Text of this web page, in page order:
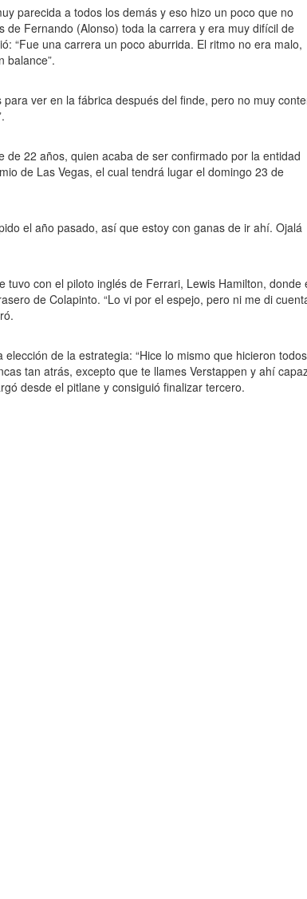
parecida a todos los demás y eso hizo un poco que no
de Fernando (Alonso) toda la carrera y era muy difícil de
“Fue una carrera un poco aburrida. El ritmo no era malo,
balance”.
para ver en la fábrica después del finde, pero no muy
de 22 años, quien acaba de ser confirmado por la entidad
de Las Vegas, el cual tendrá lugar el domingo 23 de
el año pasado, así que estoy con ganas de ir ahí. Ojalá
tuvo con el piloto inglés de Ferrari, Lewis Hamilton, donde
de Colapinto. “Lo vi por el espejo, pero ni me di
de la estrategia: “Hice lo mismo que hicieron
tan atrás, excepto que te llames Verstappen y ahí
desde el pitlane y consiguió finalizar tercero.